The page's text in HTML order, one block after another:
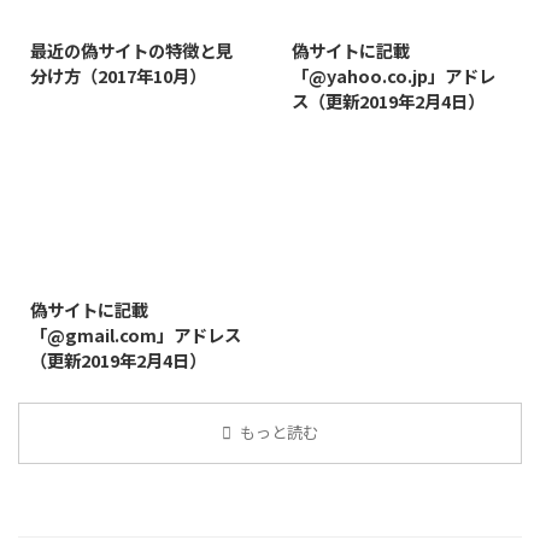
最近の偽サイトの特徴と見
分け方（2017年10月）
偽サイトに記載
「@yahoo.co.jp」アドレ
ス（更新2019年2月4日）
偽サイトに記載
「@gmail.com」アドレス
（更新2019年2月4日）
もっと読む